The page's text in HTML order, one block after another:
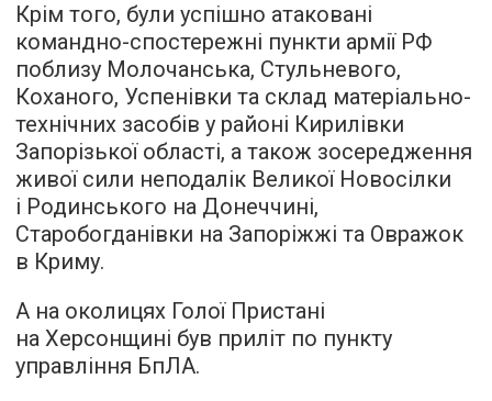
Крім того, були успішно атаковані
командно-спостережні пункти армії РФ
поблизу Молочанська, Стульневого,
Коханого, Успенівки та склад матеріально-
технічних засобів у районі Кирилівки
Запорізької області, а також зосередження
живої сили неподалік Великої Новосілки
і Родинського на Донеччині,
Старобогданівки на Запоріжжі та Овражок
в Криму.
А на околицях Голої Пристані
на Херсонщині був приліт по пункту
управління БпЛА.